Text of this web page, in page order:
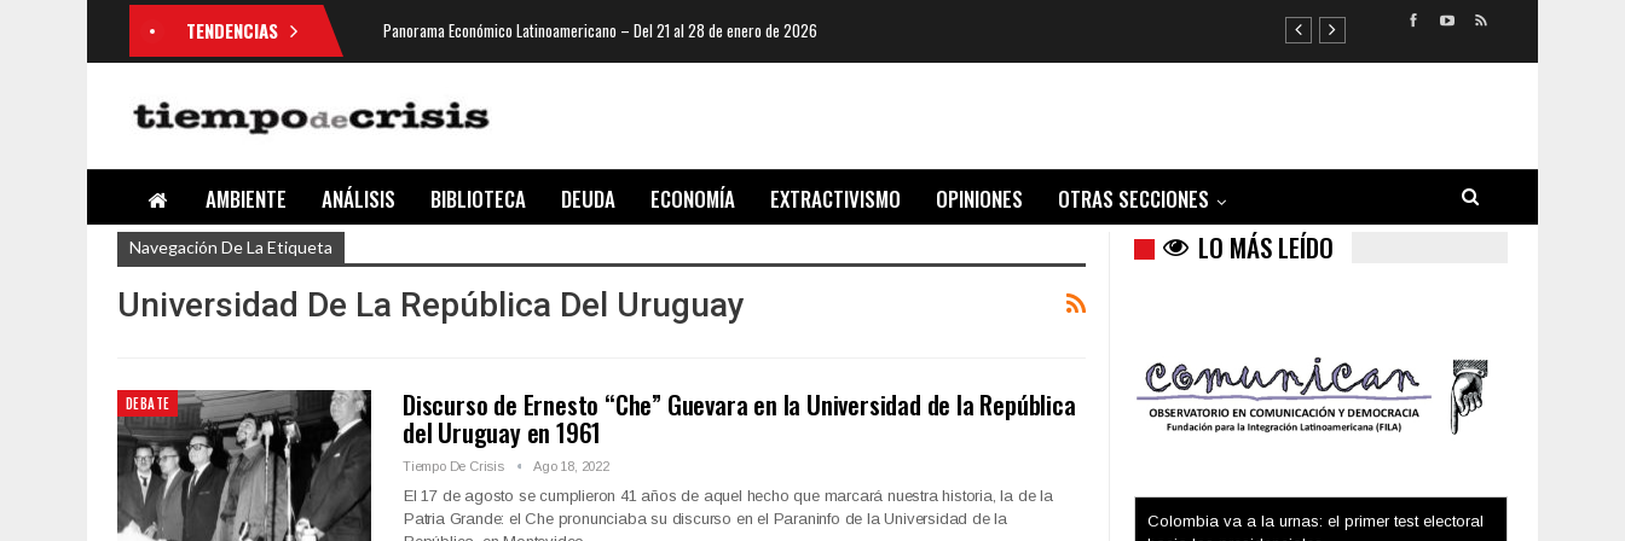
TENDENCIAS Panorama Económico Latinoamericano – Del 21 al 28 de enero de 2026
AMBIENTE ANÁLISIS BIBLIOTECA DEUDA ECONOMÍA EXTRACTIVISMO OPINIONES OTRAS SECCIONES
Navegación De La Etiqueta
Universidad De La República Del Uruguay
DEBATE Discurso de Ernesto “Che” Guevara en la Universidad de la República
del Uruguay en 1961
Tiempo De Crisis Ago 18, 2022
El 17 de agosto se cumplieron 41 años de aquel hecho que marcará nuestra historia, la de la
Patria Grande: el Che pronunciaba su discurso en el Paraninfo de la Universidad de la
LO MÁS LEÍDO
Colombia va a la urnas: el primer test electoral